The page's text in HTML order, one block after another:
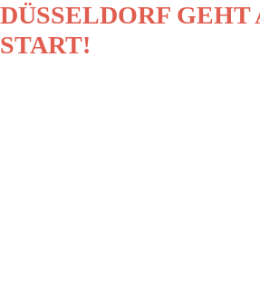
DÜSSELDORF GEHT
START!